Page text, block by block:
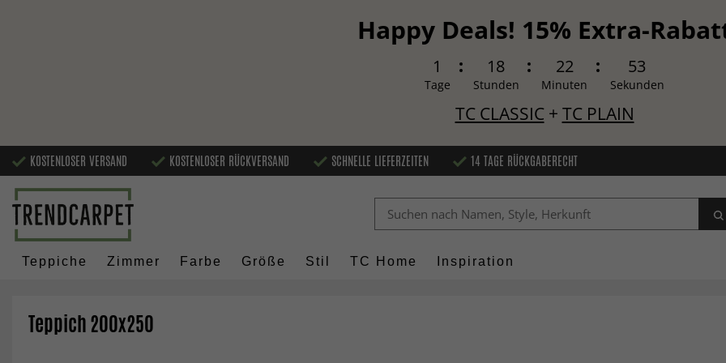
Happy Deals! 15% Extra-
1
Tage
18
Stunden
22
Minuten
51
Sekunden
TC CLASSIC+ TC PLAIN
KOSTENLOSER VERSAND KOSTENLOSER RÜCKVERSAND SCHNELLE LIEFERZEITEN 14 TAGE RÜCKGABERECHT
Teppiche Zimmer Farbe Größe Stil TC Home Inspiration
Teppich 200x250